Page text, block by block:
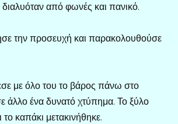
διαλυόταν από φωνές και πανικό.
την προσευχή και παρακολουθούσε
με όλο του το βάρος πάνω στο
άλλο ένα δυνατό χτύπημα. Το ξύλο
το καπάκι μετακινήθηκε.